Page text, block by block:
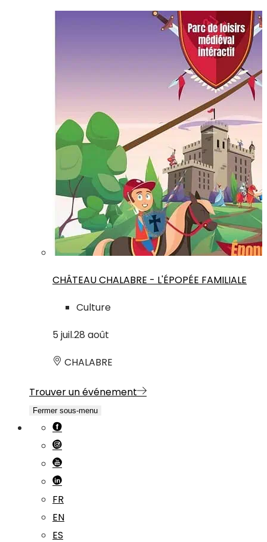
CHÂTEAU CHALABRE - L'ÉPOPÉE FAMILIALE
Culture
5 juil.28 août
CHALABRE
Trouver un événement
Fermer sous-menu
FR
EN
ES